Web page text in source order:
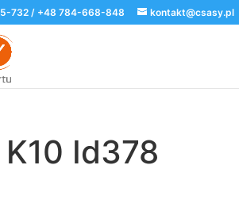
732 / +48 784-668-848 kontakt@csasy.pl
Id378